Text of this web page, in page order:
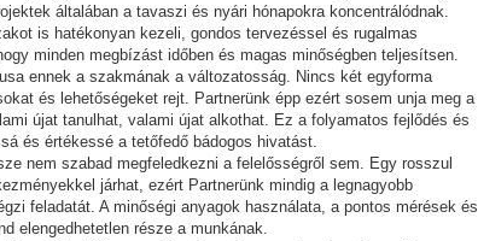
általában a tavaszi és nyári hónapokra koncentrálódnak.
is hatékonyan kezeli, gondos tervezéssel és rugalmas
minden megbízást időben és magas minőségben teljesítsen.
ennek a szakmának a változatosság. Nincs két egyforma
és lehetőségeket rejt. Partnerünk épp ezért sosem unja meg a
újat tanulhat, valami újat alkothat. Ez a folyamatos fejlődés és
és értékessé a tetőfedő bádogos hivatást.
nem szabad megfeledkezni a felelősségről sem. Egy rosszul
járhat, ezért Partnerünk mindig a legnagyobb
feladatát. A minőségi anyagok használata, a pontos mérések és
elengedhetetlen része a munkának.